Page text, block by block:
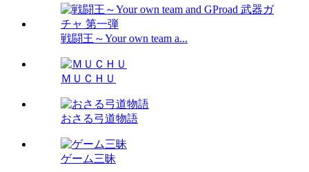
戦闘王～Your own team a...
ＭＵＣＨＵ
おさる弓道物語
ゲーム三昧